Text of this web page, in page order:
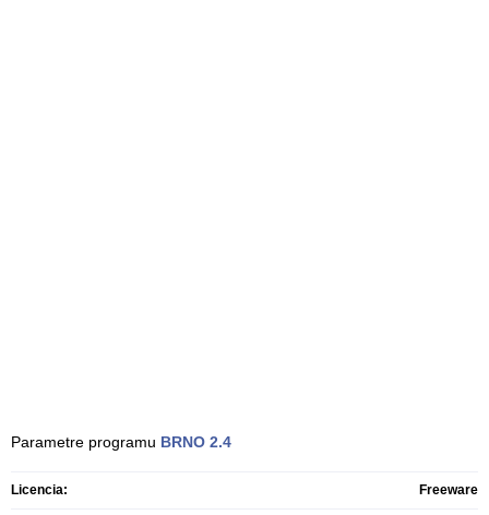
Parametre programu BRNO 2.4
Licencia: Freeware